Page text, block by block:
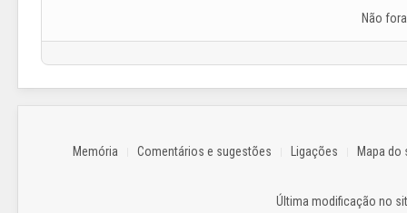
Não
Memória Comentários e sugestões Ligações Mapa do
Última modificação no